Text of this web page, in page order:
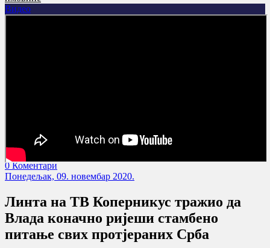
Видео
0 Коментари
Понедељак, 09. новембар 2020.
Линта на ТВ Коперникус тражио да
Влада коначно ријеши стамбено
питање свих протјераних Срба